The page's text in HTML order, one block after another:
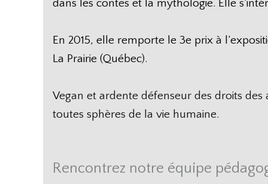
dans les contes et la mythologie. Elle
En 2015, elle remporte le 3e prix à
La Prairie (Québec).
Vegan et ardente défenseur des droits
toutes sphères de la vie humaine.
Rencontrez notre équipe